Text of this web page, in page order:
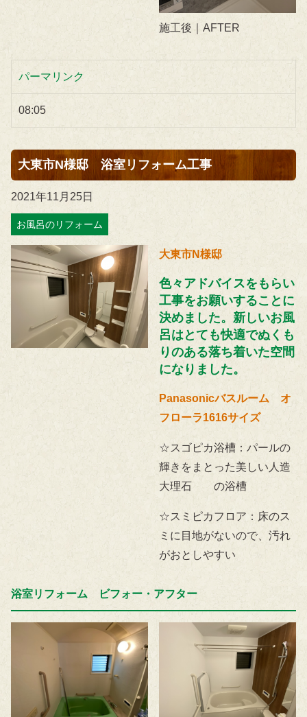
施工後｜AFTER
パーマリンク
08:05
大東市N様邸 浴室リフォーム工事
2021年11月25日
お風呂のリフォーム
大東市N様邸
色々アドバイスをもらい
工事をお願いすることに
決めました。新しいお風
呂はとても快適でぬくも
りのある落ち着いた空間
になりました。
Panasonicバスルーム オ
フローラ1616サイズ
☆スゴピカ浴槽：パールの
輝きをまとった美しい人造
大理石 の浴槽
☆スミピカフロア：床のス
ミに目地がないので、汚れ
がおとしやすい
浴室リフォーム ビフォー・アフター